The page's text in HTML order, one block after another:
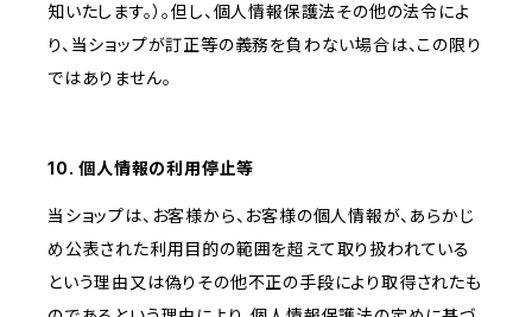
知いたします。）。但し、個人情報保護法その他の法令によ
り、当ショップが訂正等の義務を負わない場合は、この限り
ではありません。
10. 個人情報の利用停止等
当ショップは、お客様から、お客様の個人情報が、あらかじ
め公表された利用目的の範囲を超えて取り扱われている
という理由又は偽りその他不正の手段により取得されたも